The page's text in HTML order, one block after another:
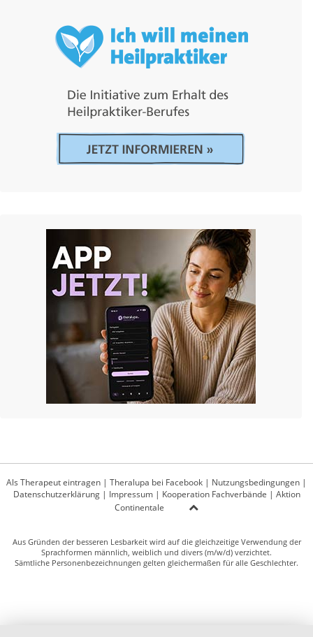
Als Therapeut eintragen | Theralupa bei Facebook | Nutzungsbedingungen |
Datenschutzerklärung| Impressum| Kooperation Fachverbände | Aktion
Continentale
Aus Gründen der besseren Lesbarkeit wird auf die gleichzeitige Verwendung der
Sprachformen männlich, weiblich und divers (m/w/d) verzichtet.
Sämtliche Personenbezeichnungen gelten gleichermaßen für alle Geschlechter.